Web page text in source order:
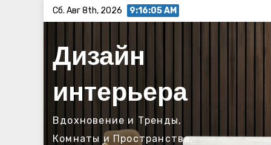
содержимому
Сб. Авг 8th, 2026 9:16:06 AM
Дизайн
интерьера
Вдохновение и Тренды,
Комнаты и Пространства,